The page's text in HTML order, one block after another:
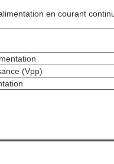
en courant
(Vpp)